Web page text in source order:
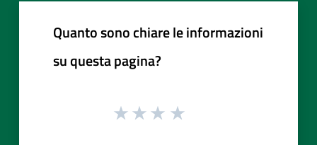
Quanto sono chiare le informazioni
su questa pagina?